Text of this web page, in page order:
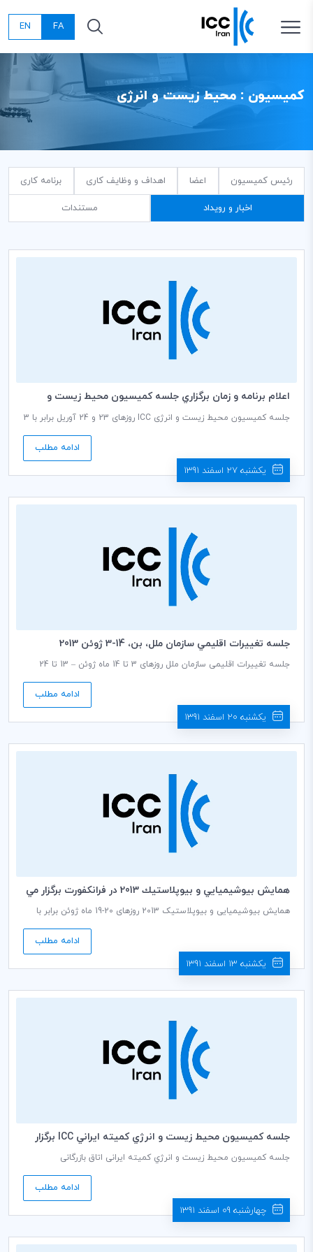
FA
EN
کمیسیون : محیط زیست و انرژی
رئیس کمیسیون اعضا اهداف و وظایف کاری برنامه کاری
اخبار و رویداد مستندات
اعلام برنامه و زمان برگزاري جلسه كميسيون محيط زيست و
جلسه کمیسیون محیط زیست و انرژی ICC روزهای 23 و 24 آوریل برابر با 3
ادامه مطلب
یکشنبه 27 اسفند 1391
جلسه تغييرات اقليمي سازمان ملل، بن، 14-3 ژوئن 2013
جلسه تغییرات اقلیمی سازمان ملل روزهای 3 تا 14 ماه ژوئن – 13 تا 24
ادامه مطلب
یکشنبه 20 اسفند 1391
همايش بيوشيميايي و بيوپلاستيك 2013 در فرانكفورت برگزار مي
همایش بیوشیمیایی و بیوپلاستیک 2013 روزهای 20-19 ماه ژوئن برابر با
ادامه مطلب
یکشنبه 13 اسفند 1391
جلسه كميسيون محيط زيست و انرژي كميته ايراني ICC برگزار
مي شود
جلسه کمیسیون محيط زيست و انرژي کمیته ایرانی اتاق بازرگانی
مورخ 15/12/1391 ساعت14 در طبقه دوم اتاق بازرگانی، صنایع، معادن و
ادامه مطلب
چهارشنبه 09 اسفند 1391